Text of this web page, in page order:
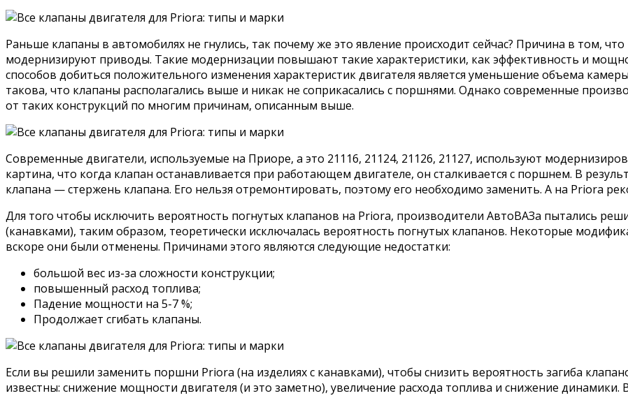
Раньше клапаны в автомобилях не гнулись, так почему же это явление происходит сейчас? Причина в том,
модернизируют приводы. Такие модернизации повышают такие характеристики, как эффективность и
способов добиться положительного изменения характеристик двигателя является уменьшение объема
такова, что клапаны располагались выше и никак не соприкасались с поршнями. Однако современные
от таких конструкций по многим причинам, описанным выше.
Современные двигатели, используемые на Приоре, а это 21116, 21124, 21126, 21127, используют
картина, что когда клапан останавливается при работающем двигателе, он сталкивается с поршнем. В
клапана — стержень клапана. Его нельзя отремонтировать, поэтому его необходимо заменить. А на Priora
Для того чтобы исключить вероятность погнутых клапанов на Priora, производители АвтоВАЗа пытались
(канавками), таким образом, теоретически исключалась вероятность погнутых клапанов. Некоторые
вскоре они были отменены. Причинами этого являются следующие недостатки:
большой вес из-за сложности конструкции;
повышенный расход топлива;
Падение мощности на 5-7 %;
Продолжает сгибать клапаны.
Если вы решили заменить поршни Priora (на изделиях с канавками), чтобы снизить вероятность загиба
известны: снижение мощности двигателя (и это заметно), увеличение расхода топлива и снижение динамики.